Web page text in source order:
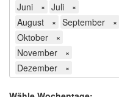
Juni × Juli ×
August × September ×
Oktober ×
November ×
Dezember ×